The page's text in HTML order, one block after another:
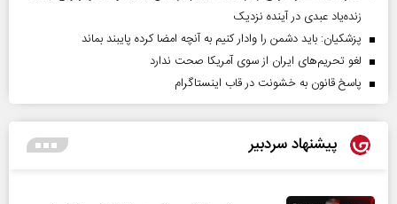
زنده‌یاد عبدی در آینده نزدیک
پزشکیان: باید دشمن را وادار کنیم به آنچه امضا کرده پایبند بماند
لغو تحریم‌های ایران از سوی آمریکا صحت ندارد
پاسخ قانون به خشونت در قاب اینستاگرام
پیشنهاد سردبیر